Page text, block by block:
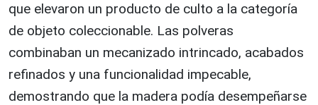
que elevaron un producto de culto a la categoría
de objeto coleccionable. Las polveras
combinaban un mecanizado intrincado, acabados
refinados y una funcionalidad impecable,
demostrando que la madera podía desempeñarse